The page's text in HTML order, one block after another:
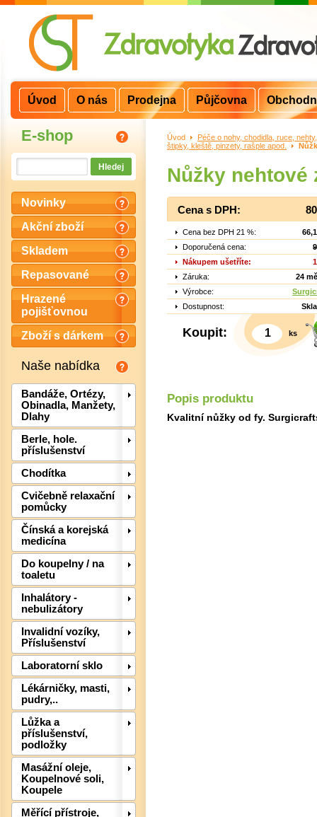
E-shop
Novinky
Akční zboží
Skladem
Repasované
Hrazené
pojišťovnou
Zboží s dárkem
Naše nabídka
Bandáže, Ortézy,
Obinadla, Manžety,
Dlahy
Berle, hole.
příslušenství
Chodítka
Cvičebně relaxační
pomůcky
Čínská a korejská
medicína
Do koupelny / na
toaletu
Inhalátory -
nebulizátory
Invalidní vozíky,
Příslušenství
Laboratorní sklo
Lékárničky, masti,
pudry,..
Lůžka a
příslušenství,
podložky
Masážní oleje,
Koupelnové soli,
Koupele
Měřící přístroje,
Úvod >
Péče o nohy, chodidla, ruce,
štipky, kleště, pinzety, rašple apod.
>
Nůžky nehtové
Cena s DPH:
Cena bez DPH 21 %:
Doporučená cena:
Nákupem ušetříte:
Záruka:
24
Výrobce:
Dostupnost:
Koupit: ks
Popis produktu
Kvalitní nůžky od fy.
Úvod O nás Prodejna Půjčovna